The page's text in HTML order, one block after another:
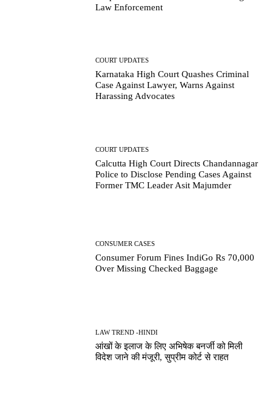
Law Enforcement
COURT UPDATES
Karnataka High Court Quashes Criminal
Case Against Lawyer, Warns Against
Harassing Advocates
COURT UPDATES
Calcutta High Court Directs Chandannagar
Police to Disclose Pending Cases Against
Former TMC Leader Asit Majumder
CONSUMER CASES
Consumer Forum Fines IndiGo Rs 70,000
Over Missing Checked Baggage
LAW TREND -HINDI
आंखों के इलाज के लिए अभिषेक बनर्जी को मिली
विदेश जाने की मंजूरी, सुप्रीम कोर्ट से राहत